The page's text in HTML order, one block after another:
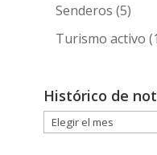
Senderos (5)
Turismo activo
Histórico de
Histórico